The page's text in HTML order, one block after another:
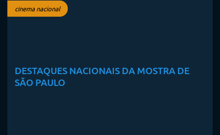
cinema nacional
DESTAQUES NACIONAIS DA MOSTRA DE
SÃO PAULO